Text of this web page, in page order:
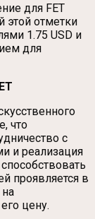
для FET
этой отметки
1.75 USD и
для
что
с
и реализация
проявляется в
цену.